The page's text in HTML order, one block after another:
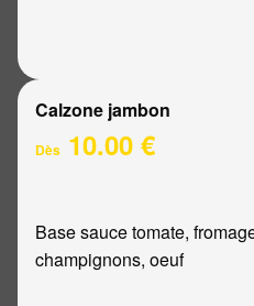
Calzone jambon
Dès 10.00 €
Base sauce tomate,
champignons, oeuf